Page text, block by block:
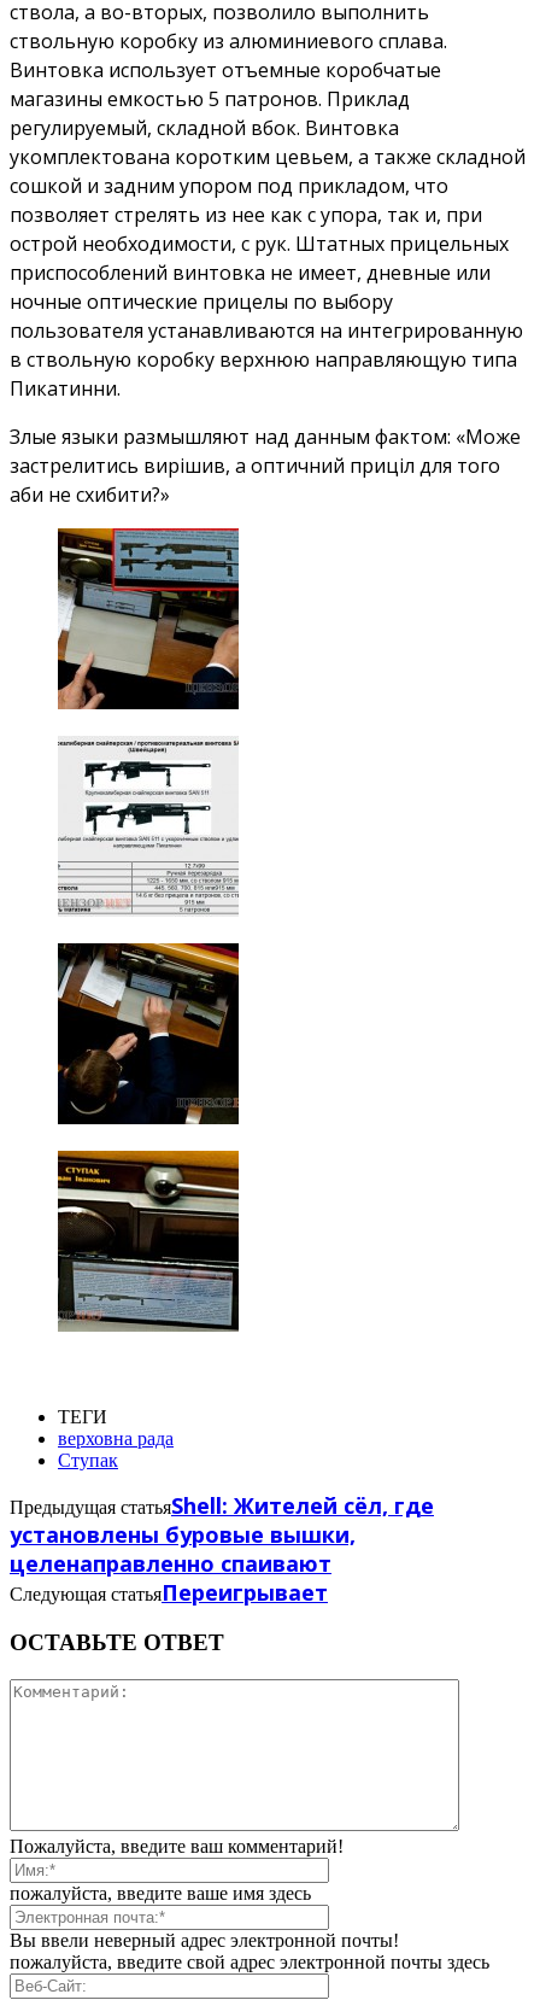
ствола, а во-вторых, позволило выполнить
ствольную коробку из алюминиевого сплава.
Винтовка использует отъемные коробчатые
магазины емкостью 5 патронов. Приклад
регулируемый, складной вбок. Винтовка
укомплектована коротким цевьем, а также складной
сошкой и задним упором под прикладом, что
позволяет стрелять из нее как с упора, так и, при
острой необходимости, с рук. Штатных прицельных
приспособлений винтовка не имеет, дневные или
ночные оптические прицелы по выбору
пользователя устанавливаются на интегрированную
в ствольную коробку верхнюю направляющую типа
Пикатинни.
Злые языки размышляют над данным фактом: «Може
застрелитись вирішив, а оптичний приціл для того
аби не схибити?»
ТЕГИ
верховна рада
Ступак
Предыдущая статьяShell: Жителей сёл, где
установлены буровые вышки,
целенаправленно спаивают
Следующая статьяПереигрывает
ОСТАВЬТЕ ОТВЕТ
Пожалуйста, введите ваш комментарий!
пожалуйста, введите ваше имя здесь
Вы ввели неверный адрес электронной почты!
пожалуйста, введите свой адрес электронной почты здесь